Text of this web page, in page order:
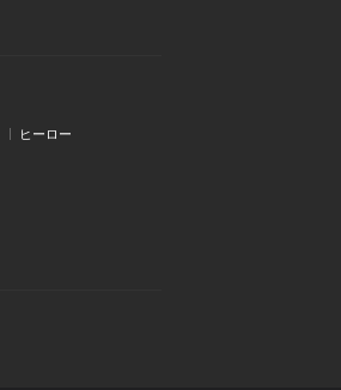
ヒーロー